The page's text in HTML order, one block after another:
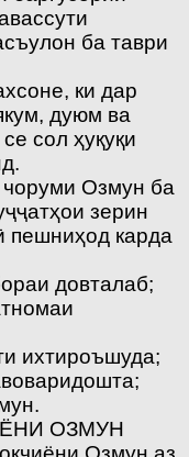
ба таври
ки дар
дуюм ва
сол ҳуқуқи
Озмун ба
зерин
пешниҳод карда
довталаб;
ихтироъшуда;
ОЗМУН